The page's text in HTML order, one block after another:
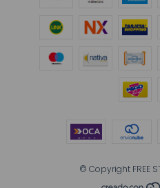
© Copyright FREE